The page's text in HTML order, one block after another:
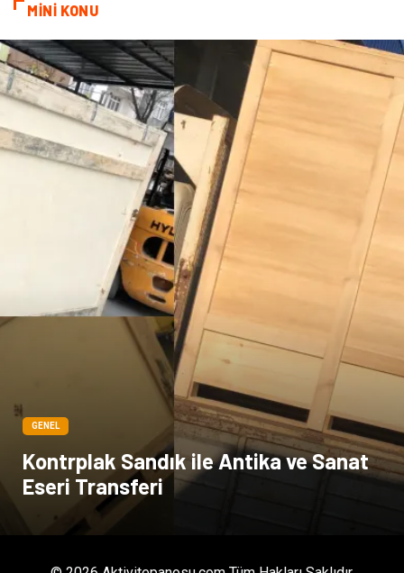
MİNİ KONU
GENEL
Kontrplak Sandık ile Antika ve Sanat
Eseri Transferi